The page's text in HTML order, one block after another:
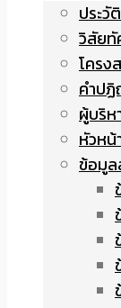
ประวั
วิสัย
โครง
คำป
ผู้บริห
หัวหน้
ข้อมูล